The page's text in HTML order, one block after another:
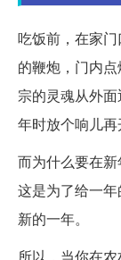
吃饭前，在家
的鞭炮，门内
宗的灵魂从外
年时放个响儿再
而为什么要在
这是为了给一
新的一年。
所以，当你在